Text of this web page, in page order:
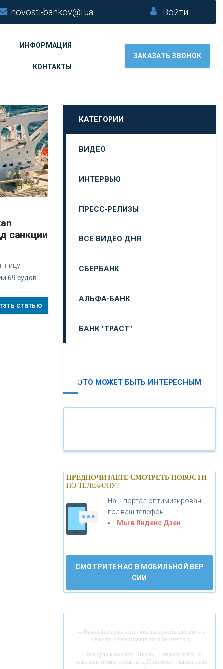
novosti-bankov@i.ua Войти
ИНФОРМАЦИЯ
КОНТАКТЫ
ЗАКАЗАТЬ ЗВОНОК
санкции
69 судов
статью
КАТЕГОРИИ
ВИДЕО
ИНТЕРВЬЮ
ПРЕСС-РЕЛИЗЫ
ВСЕ ВИДЕО ДНЯ
СБЕРБАНК
АЛЬФА-БАНК
БАНК "ТРАСТ"
«ПРОМСВЯЗЬБАНК»
«НОВИКОМБАНК»
«ВНЕШПРОМБАНК»
«БАНК ГЛОБЭКС»
ЭТО МОЖЕТ БЫТЬ ИНТЕРЕСНЫМ
ПРЕДПОЧИТАЕТЕ СМОТРЕТЬ НОВОСТИ
ПО ТЕЛЕФОНУ?
Наш портал оптимизирован
под ваш телефон.
Мы в Яндекс Дзен
СМОТРИТЕ НАС В МОБИЛЬНОЙ ВЕР
СИИ
-- Начинайте делать все, что вы можете сделать – и
даже то, о чем можете хотя бы мечтать.
-- Все дело в мыслях. Мысль — начало всего. И
мыслями можно управлять. И поэтому главное дело